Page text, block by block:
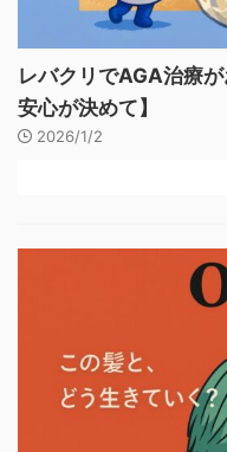
レバクリでAGA治療
安心が決めて】
2026/1/2